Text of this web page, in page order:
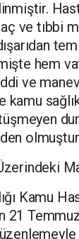
ve tıbbi
hem
ve
kamu
Kamu
21